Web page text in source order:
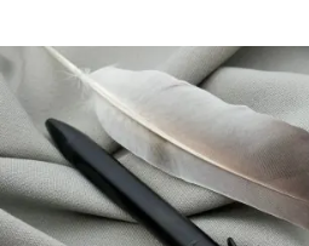
L (6x6x9)
M (5x5x8)